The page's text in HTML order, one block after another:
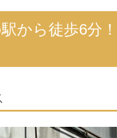
から徒歩6分